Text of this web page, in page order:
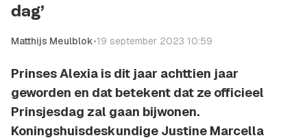
dag’
Matthijs Meulblok•19 september 2023 10:59
Prinses Alexia is dit jaar achttien jaar
geworden en dat betekent dat ze officieel
Prinsjesdag zal gaan bijwonen.
Koningshuisdeskundige Justine Marcella